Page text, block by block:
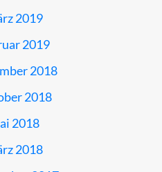
2019
2019
2018
2018
2018
2018